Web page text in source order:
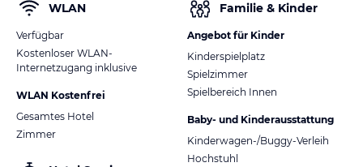
WLAN
Verfügbar
Kostenloser WLAN-
Internetzugang inklusive
WLAN Kostenfrei
Gesamtes Hotel
Zimmer
Familie & Kinder
Angebot für Kinder
Kinderspielplatz
Spielzimmer
Spielbereich Innen
Baby- und Kinderausstattung
Kinderwagen-/Buggy-Verleih
Hochstuhl